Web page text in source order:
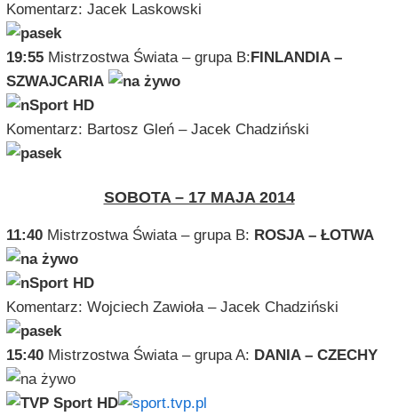
Komentarz: Jacek Laskowski
19:55 Mistrzostwa Świata – grupa B: FINLANDIA –
SZWAJCARIA
Komentarz: Bartosz Gleń – Jacek Chadziński
SOBOTA – 17 MAJA 2014
11:40 Mistrzostwa Świata – grupa B: ROSJA – ŁOTWA
Komentarz: Wojciech Zawioła – Jacek Chadziński
15:40Mistrzostwa Świata – grupa A: DANIA – CZECHY